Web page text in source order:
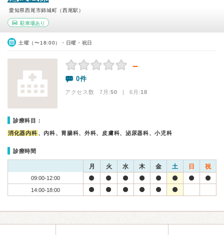
愛知県西尾市錦城町（西尾駅）
駐車場あり
土曜（〜18:00）・日曜・祝日
－
0件
アクセス数 7月:50 | 6月:18
診療科目：
消化器内科 、内科、胃腸科、外科、皮膚科、泌尿器科、小児科
診療時間
月 火 水 木 金 土 日 祝
09:00-12:00
14:00-18:00